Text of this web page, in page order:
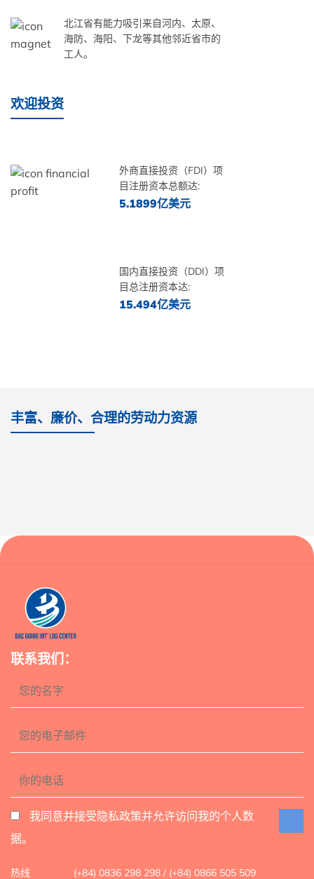
北江省有能力吸引来自河内、太原、
海防、海阳、下龙等其他邻近省市的
工人。
欢迎投资
外商直接投资（FDI）项
目注册资本总额达:
5.1899亿美元
国内直接投资（DDI）项
目总注册资本达:
15.494亿美元
丰富、廉价、合理的劳动力资源
联系我们：
我同意并接受隐私政策并允许访问我的个人数
据。
热线 (+84) 0836 298 298 / (+84) 0866 505 509